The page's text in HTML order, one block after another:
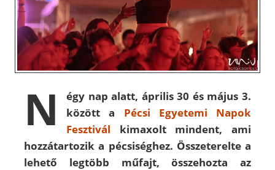
N
égy nap alatt, április 30 és május 3.
között a Pécsi Egyetemi Napok
Fesztivál kimaxolt mindent, ami
hozzátartozik a pécsiséghez. Összeterelte a
lehető legtöbb műfajt, összehozta az